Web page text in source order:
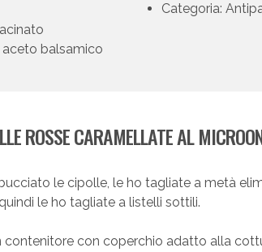
aceto balsamico
Categoria:
ROSSE CARAMELLATE AL
le cipolle, le ho tagliate a metà
le ho tagliate a listelli sottili.
contenitore con coperchio adatto alla